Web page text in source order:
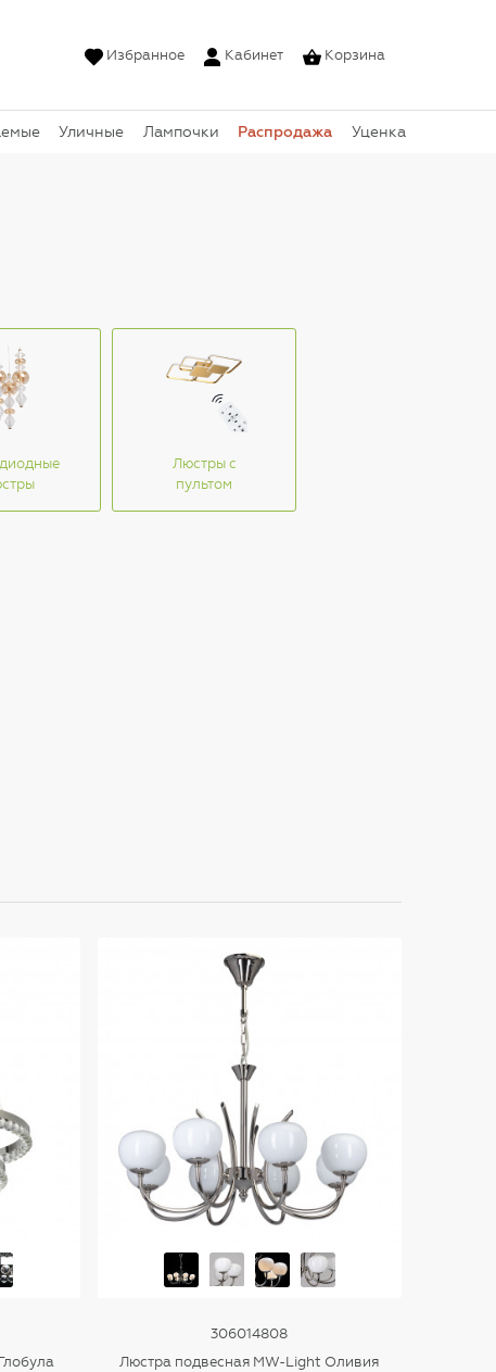
Избранное Кабинет Корзина
Уличные Лампочки Распродажа Уценка
Люстры с
пультом
306014808
Люстра подвесная MW-Light Оливия